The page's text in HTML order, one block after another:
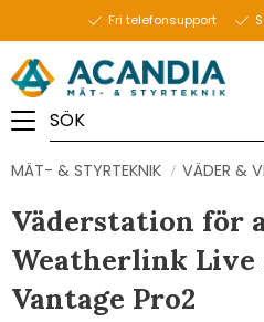
Fri telefonsupport
MÄT- & STYRTEKNIK VÄDER &
Väderstation för
Weatherlink
Vantage Pro2